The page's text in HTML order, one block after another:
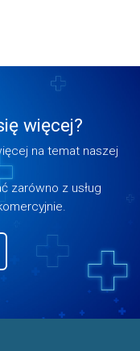
więcej?
na temat naszej
zarówno z usług